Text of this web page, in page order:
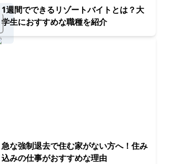
1週間でできるリゾートバイトとは？大
学生におすすめな職種を紹介
急な強制退去で住む家がない方へ！住み
込みの仕事がおすすめな理由